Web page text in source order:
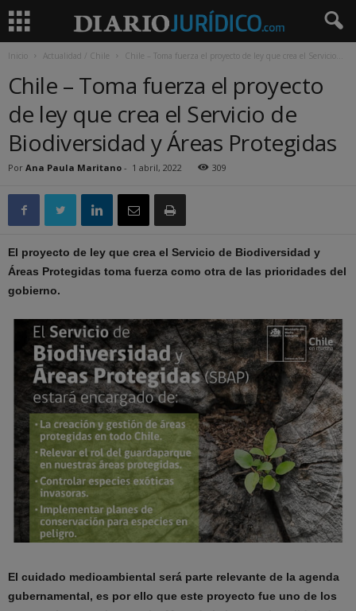
Inicio Actualidad / Chile Chile – Toma fuerza el proyecto de ley que crea el Servicio...
Chile – Toma fuerza el proyecto
de ley que crea el Servicio de
Biodiversidad y Áreas Protegidas
Por Ana Paula Maritano - 1 abril, 2022 309
El proyecto de ley que crea el Servicio de Biodiversidad y
Áreas Protegidas toma fuerza como otra de las prioridades del
gobierno.
El cuidado medioambiental será parte relevante de la agenda
gubernamental, es por ello que este proyecto fue uno de los